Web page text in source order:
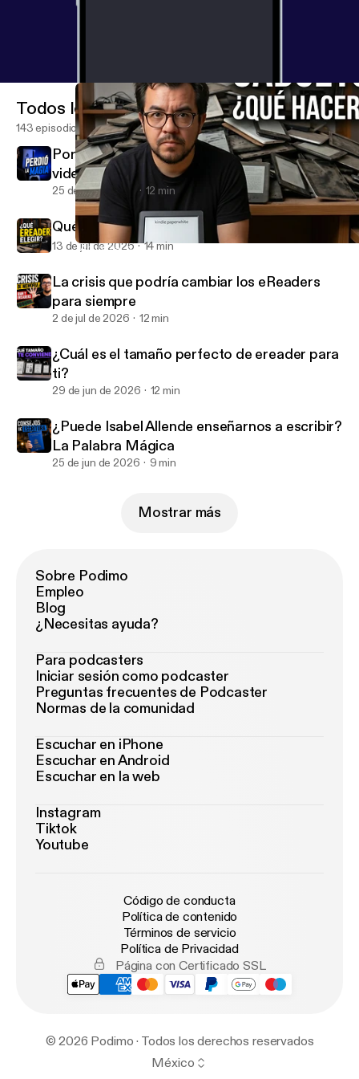
¿Acumular o vender? Mi sistema para gestionar tecnología
Todos los episodios
143 episodios
Por qué PlayStation casi me hizo dejar los
videojuegos
25 de jul de 2026 12 min
Qué eReader comprar según lo que haces
13 de jul de 2026 14 min
La crisis que podría cambiar los eReaders
para siempre
2 de jul de 2026 12 min
¿Cuál es el tamaño perfecto de ereader para
ti?
29 de jun de 2026 12 min
¿Puede Isabel Allende enseñarnos a escribir?
La Palabra Mágica
25 de jun de 2026 9 min
Mostrar más
Sobre Podimo
Empleo
Blog
¿Necesitas ayuda?
Para podcasters
Iniciar sesión como podcaster
Preguntas frecuentes de Podcaster
Normas de la comunidad
Escuchar en iPhone
Escuchar en Android
Escuchar en la web
Instagram
Tiktok
Youtube
Código de conducta
Política de contenido
Términos de servicio
Política de Privacidad
Página con Certificado SSL
© 2026 Podimo · Todos los derechos reservados
México